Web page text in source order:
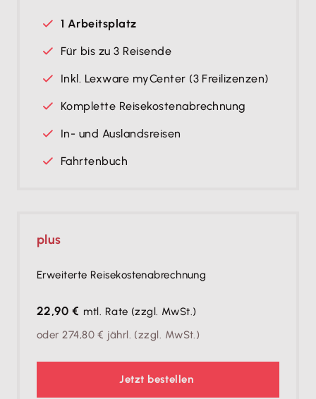
1 Arbeitsplatz
Für bis zu 3 Reisende
​Inkl. Lexware myCenter (3 Freilizenzen)
Komplette Reise­kosten­ab­rechnung
In- und Auslandsreisen
Fahrtenbuch
plus
Erweiterte Reisekostenabrechnung
22,90 € mtl. Rate (zzgl. MwSt.)
oder274,80 € jährl. (zzgl. MwSt.)
Jetzt bestellen